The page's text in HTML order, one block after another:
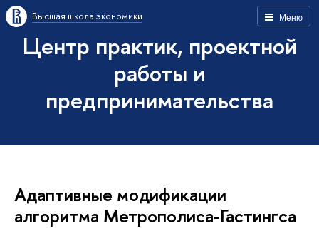
Меню
Высшая школа экономики
Центр практик, проектной
работы и
предпринимательства
Адаптивные модификации
алгоритма Метрополиса-Гастингса